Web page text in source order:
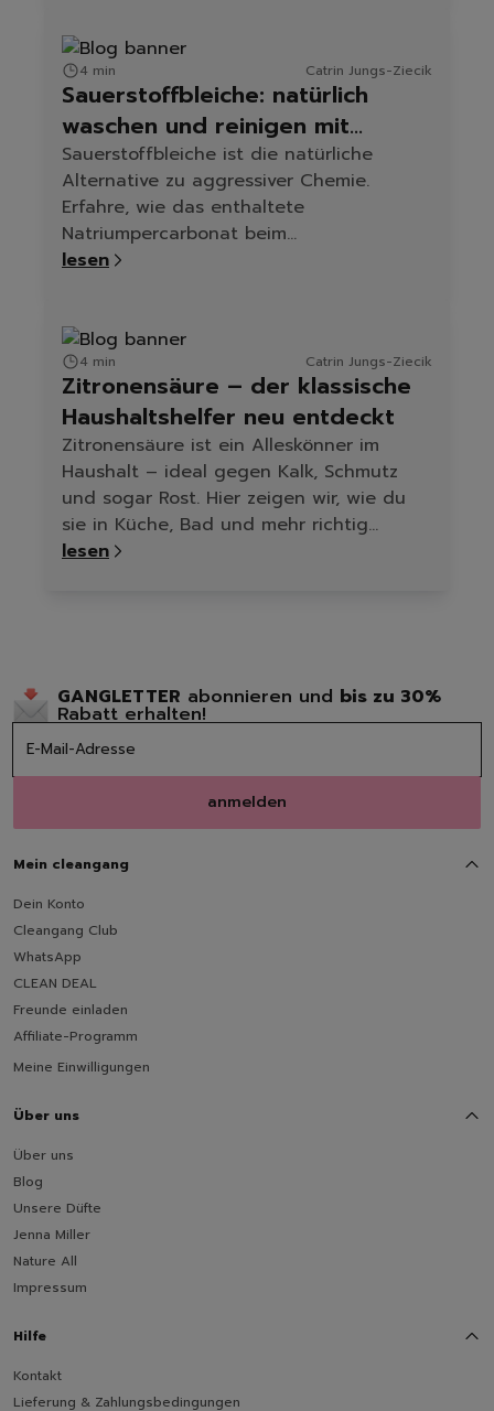
4 min Catrin Jungs-Ziecik
Sauerstoffbleiche: natürlich
waschen und reinigen mit
Natriumpercarbonat
Sauerstoffbleiche ist die natürliche
Alternative zu aggressiver Chemie.
Erfahre, wie das enthaltete
Natriumpercarbonat beim
Wäschewaschen, Fleckenentfernen und
lesen
4 min Catrin Jungs-Ziecik
Zitronensäure – der klassische
Haushaltshelfer neu entdeckt
Zitronensäure ist ein Alleskönner im
Haushalt – ideal gegen Kalk, Schmutz
und sogar Rost. Hier zeigen wir, wie du
sie in Küche, Bad und mehr richtig
einsetzt.
lesen
GANGLETTER abonnieren und bis zu 30%
Rabatt erhalten!
anmelden
Mein cleangang
Dein Konto
Cleangang Club
WhatsApp
CLEAN DEAL
Freunde einladen
Affiliate-Programm
Meine Einwilligungen
Über uns
Über uns
Blog
Unsere Düfte
Jenna Miller
Nature All
Impressum
Hilfe
Kontakt
Lieferung & Zahlungsbedingungen